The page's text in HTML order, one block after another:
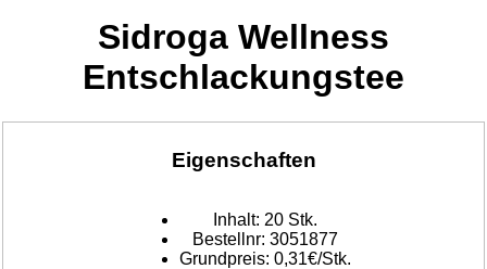
Sidroga Wellness
Entschlackungstee
Eigenschaften
Inhalt: 20 Stk.
Bestellnr: 3051877
Grundpreis: 0,31€/Stk.